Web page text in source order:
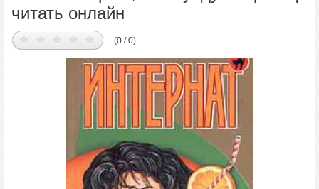
читать онлайн
(0 / 0)